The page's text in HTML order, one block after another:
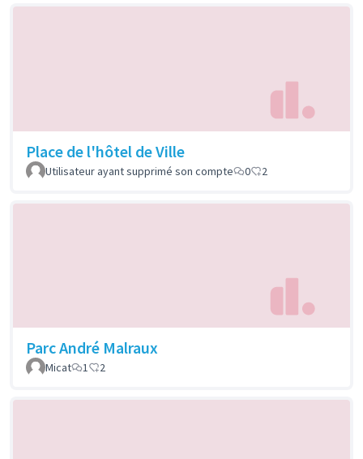
Place de l'hôtel de Ville
Utilisateur ayant supprimé son compte 0 2
Parc André Malraux
Micat 1 2